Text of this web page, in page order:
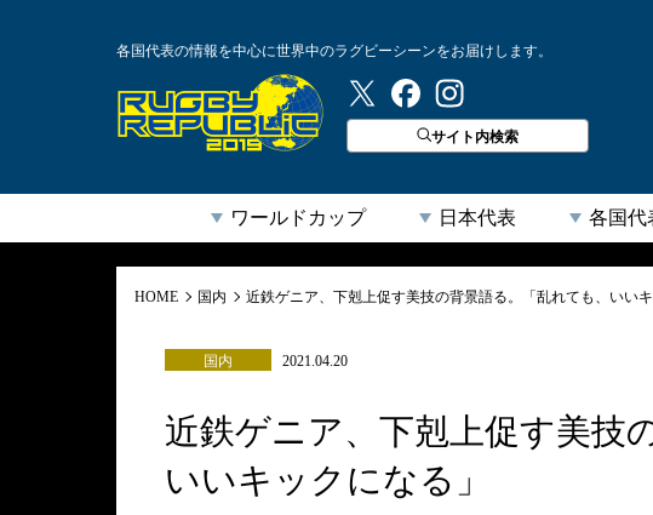
各国代表の情報を中心に世界中のラグビーシーンをお届けします。
ラグビーリパブリック
サイト内検索
ワールドカップ 日本代表 各国代
HOME 国内 近鉄ゲニア、下剋上促す美技の背景語る。「乱れても、いいキ
国内 2021.04.20
近鉄ゲニア、下剋上促す美技
いいキックになる」